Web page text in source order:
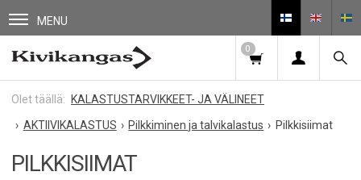
MENU
0
KALASTUSTARVIKKEET- JA VÄLINEET
AKTIIVIKALASTUS
Pilkkiminen ja talvikalastus Pilkkisiimat
PILKKISIIMAT